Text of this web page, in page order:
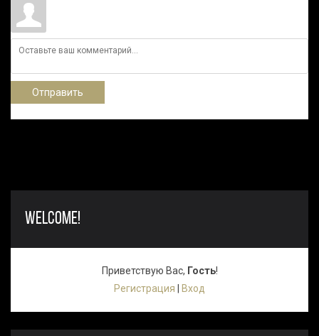
Отправить
WELCOME!
Приветствую Вас, Гость!
Регистрация
Вход